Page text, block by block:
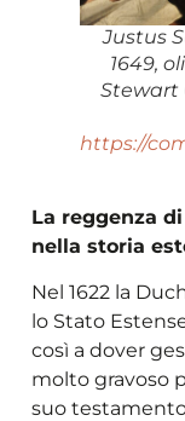
Justus
1649,
Stewart
https://
La reggenza
nella storia
Nel 1622 la
lo Stato
così a dover
molto gravoso
suo